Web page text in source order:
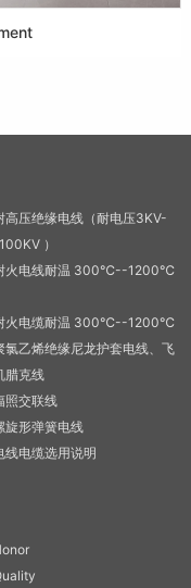
高压绝缘电线（耐电压3KV-
）
火电线耐温 300℃--1200℃
火电缆耐温 300℃--1200℃
氯乙烯绝缘尼龙护套电线、飞
腊克线
照交联线
旋形弹簧电线
线电缆选用说明